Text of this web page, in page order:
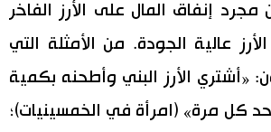
مجرد إنفاق المال على الأرز الفاخر
عالية الجودة. من الأمثلة التي
«أشتري الأرز البني وأطحنه بكمية
كل مرة» (امرأة في الخمسينيات)؛